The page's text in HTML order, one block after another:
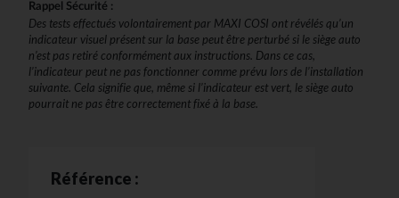
Rappel Sécurité :
Des tests effectués volontairement par MAXI COSI ont révélés qu’un
indicateur visuel présent sur la base peut être perturbé si le siège auto
n’est pas retiré conformément aux instructions. Dans ce cas,
l’indicateur peut ne pas fonctionner comme prévu lors de l’installation
suivante. Cela signifie que, même si l’indicateur est vert, le siège auto
pourrait ne pas être correctement fixé à la base.
Référence :